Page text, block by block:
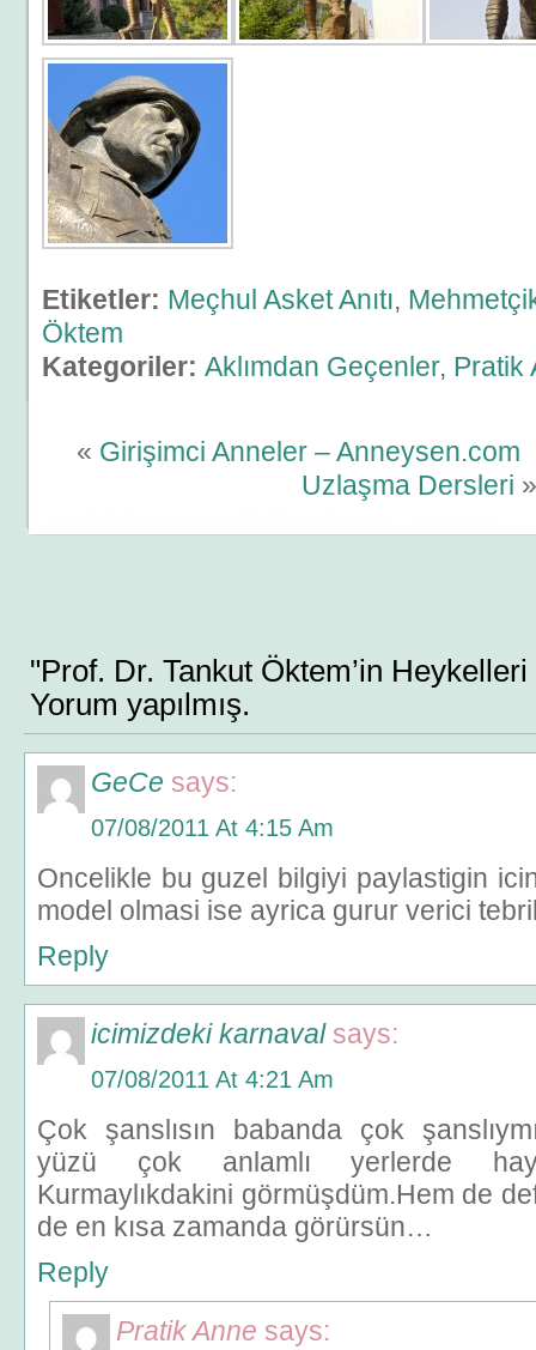
Etiketler: Meçhul Asket Anıtı,
Öktem
Kategoriler: Aklımdan Geçenler, Pratik
« Girişimci Anneler – Anneysen.com
Uzlaşma Dersleri »
"Prof. Dr. Tankut Öktem’in
Yorum yapılmış.
GeCe says:
07/08/2011 At 4:15 Am
Oncelikle bu guzel bilgiyi paylastigin
model olmasi ise ayrica gurur verici
Reply
icimizdeki karnaval says:
07/08/2011 At 4:21 Am
Çok şanslısın babanda çok
yüzü çok anlamlı yerlerde
Kurmaylıkdakini görmüşdüm.Hem de
de en kısa zamanda görürsün…
Reply
Pratik Anne says: